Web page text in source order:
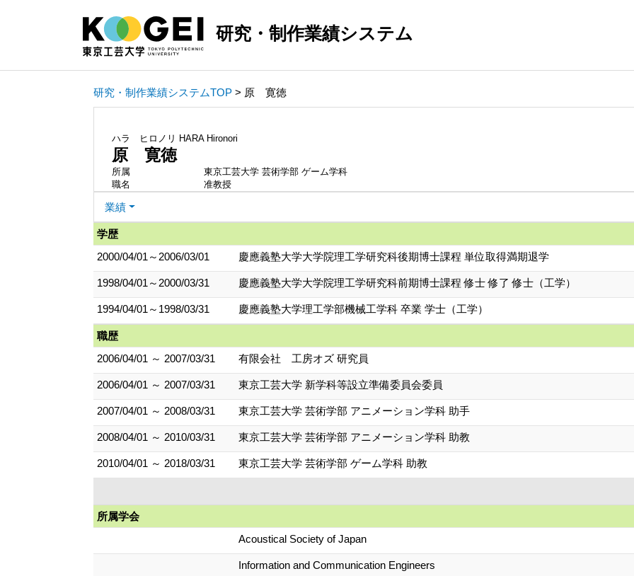
研究・制作業績システム
研究・制作業績システムTOP > 原 寛徳
ハラ ヒロノリ HARA Hironori
原 寛徳
所属
東京工芸大学 芸術学部 ゲーム学科
職名
准教授
業績
学歴
2000/04/01～2006/03/01
慶應義塾大学大学院理工学研究科後期博士課程 単位取得満期退学
1998/04/01～2000/03/31 慶應義塾大学大学院理工学研究科前期博士課程 修士 修了 修士（工学）
1994/04/01～1998/03/31 慶應義塾大学理工学部機械工学科 卒業 学士（工学）
職歴
2006/04/01 ～ 2007/03/31
有限会社 工房オズ 研究員
2006/04/01 ～ 2007/03/31 東京工芸大学 新学科等設立準備委員会委員
2007/04/01 ～ 2008/03/31 東京工芸大学 芸術学部 アニメーション学科 助手
2008/04/01 ～ 2010/03/31 東京工芸大学 芸術学部 アニメーション学科 助教
2010/04/01 ～ 2018/03/31 東京工芸大学 芸術学部 ゲーム学科 助教
所属学会
Acoustical Society of Japan
Information and Communication Engineers